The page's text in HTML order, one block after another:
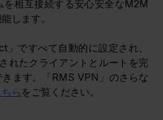
を相互接続する安心安全なM2M
します。
」ですべて自動的に設定され、
れたクライアントとルートを完
ます。「RMS VPN」のさらな
ら をご覧ください。